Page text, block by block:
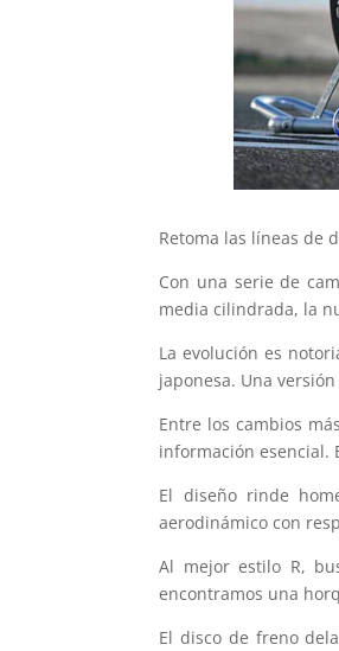
Retoma las líneas de
Con una serie de
media cilindrada, la
La evolución es
japonesa. Una
Entre los cambios
información esencial.
El diseño rinde
aerodinámico con
Al mejor estilo R,
encontramos una
El disco de freno